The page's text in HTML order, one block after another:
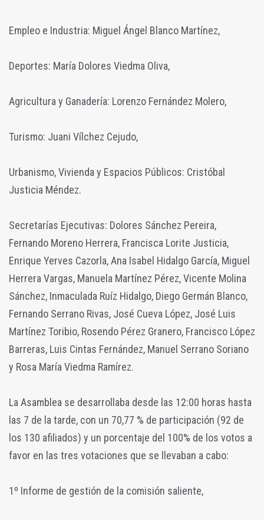
Empleo e Industria: Miguel Ángel Blanco Martínez,
Deportes: María Dolores Viedma Oliva,
Agricultura y Ganadería: Lorenzo Fernández Molero,
Turismo: Juani Vílchez Cejudo,
Urbanismo, Vivienda y Espacios Públicos: Cristóbal
Justicia Méndez.
Secretarías Ejecutivas: Dolores Sánchez Pereira,
Fernando Moreno Herrera, Francisca Lorite Justicia,
Enrique Yerves Cazorla, Ana Isabel Hidalgo García, Miguel
Herrera Vargas, Manuela Martínez Pérez, Vicente Molina
Sánchez, Inmaculada Ruíz Hidalgo, Diego Germán Blanco,
Fernando Serrano Rivas, José Cueva López, José Luis
Martínez Toribio, Rosendo Pérez Granero, Francisco López
Barreras, Luis Cintas Fernández, Manuel Serrano Soriano
y Rosa María Viedma Ramírez.
La Asamblea se desarrollaba desde las 12:00 horas hasta
las 7 de la tarde, con un 70,77 % de participación (92 de
los 130 afiliados) y un porcentaje del 100% de los votos a
favor en las tres votaciones que se llevaban a cabo:
1º Informe de gestión de la comisión saliente,